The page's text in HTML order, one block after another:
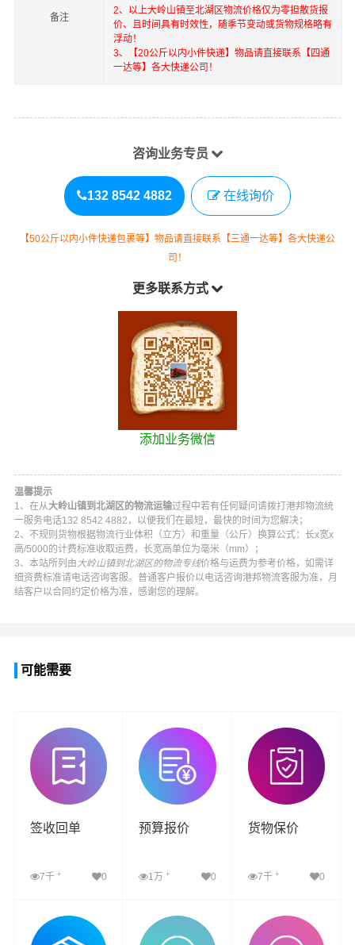
备注
2、以上大岭山镇至北湖区物流价格仅为零担散货报
价、且时间具有时效性，随季节变动或货物规格略有
浮动！
3、【20公斤以内小件快递】物品请直接联系【四通
一达等】各大快递公司！
咨询业务专员
132 8542 4882 在线询价
【50公斤以内小件快递包裹等】物品请直接联系【三通一达等】各大快递公
司！
更多联系方式
添加业务微信
温馨提示
1、在从大岭山镇到北湖区的物流运输过程中若有任何疑问请拨打 港邦物流统
一服务电话132 8542 4882 ，以便我们在最短，最快的时间为您解决；
2、不规则货物根据物流行业体积（立方）和重量（公斤）换算公式：长x宽x
高/5000的计费标准收取运费，长宽高单位为毫米（mm）；
3、本站所列由大岭山镇到北湖区的物流专线价格与运费为参考价格，如需详
细资费标准请电话咨询客服。普通客户报价以电话咨询港邦物流客服为准，月
结客户以合同约定价格为准，感谢您的理解。
可能需要
签收回单
7千 + 0
查看详细
预算报价
1万+ 0
查看详细
货物保价
7千 + 0
查看详细